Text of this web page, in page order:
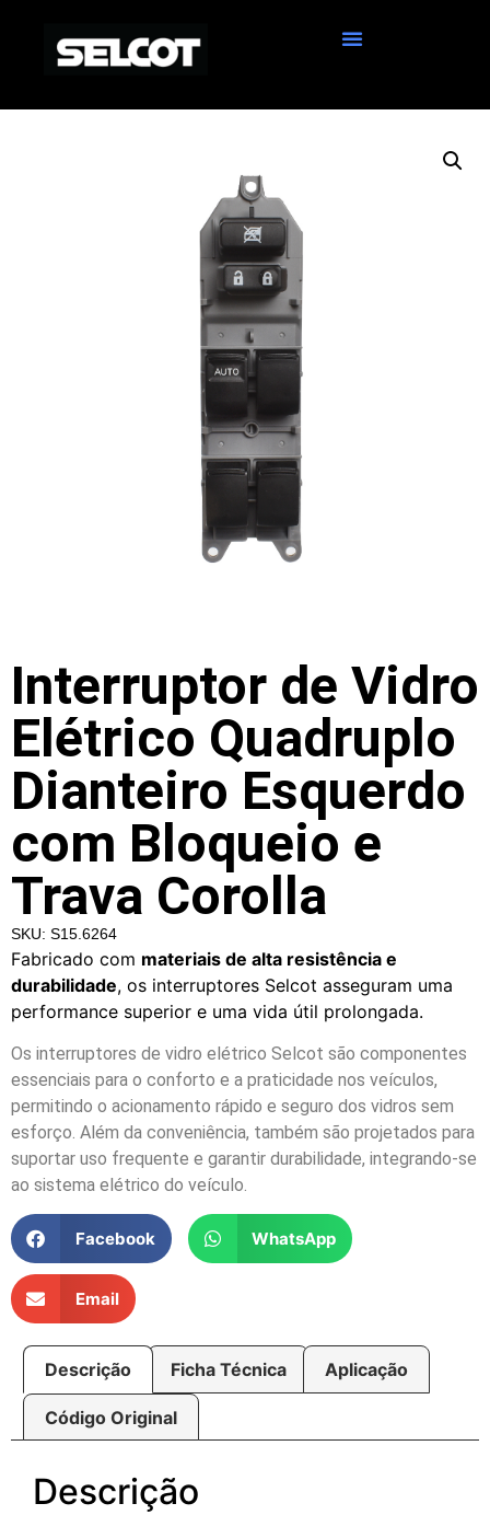
Interruptor de Vidro
Elétrico Quadruplo
Dianteiro Esquerdo
com Bloqueio e
Trava Corolla
SKU: S15.6264
Fabricado com materiais de alta resistência e
durabilidade, os interruptores Selcot asseguram uma
performance superior e uma vida útil prolongada.
Os interruptores de vidro elétrico Selcot são componentes
essenciais para o conforto e a praticidade nos veículos,
permitindo o acionamento rápido e seguro dos vidros sem
esforço. Além da conveniência, também são projetados para
suportar uso frequente e garantir durabilidade, integrando-se
ao sistema elétrico do veículo.
Facebook WhatsApp
Email
Descrição Ficha Técnica Aplicação
Código Original
Descrição